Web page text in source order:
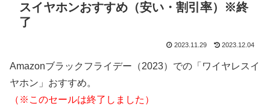
スイヤホンおすすめ（安い・割引率）※終
了
2023.11.29 2023.12.04
Amazonブラックフライデー（2023）での「ワイヤレスイ
ヤホン」おすすめ。
（※このセールは終了しました）